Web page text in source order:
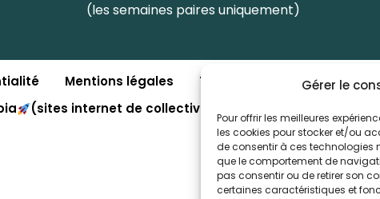
Gérer le
Pour offrir les meilleures
les cookies pour stocker et/ou
de consentir à ces technologies
que le comportement de
pas consentir ou de retirer son
certaines caractéristiques et
(les semaines paires uniquement)
Mentions légales
Traitement de données
(sites internet de collectivités & GRC/GRU)